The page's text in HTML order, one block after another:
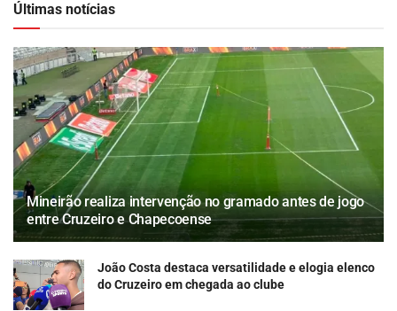
Últimas notícias
Mineirão realiza intervenção no gramado antes de jogo
entre Cruzeiro e Chapecoense
João Costa destaca versatilidade e elogia elenco
do Cruzeiro em chegada ao clube